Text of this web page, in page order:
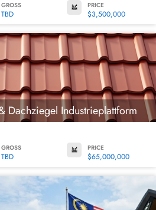
GROSS
TBD
PRICE
$3,500,000
Dachziegel Industrieplattform
GROSS
TBD
PRICE
$65,000,000